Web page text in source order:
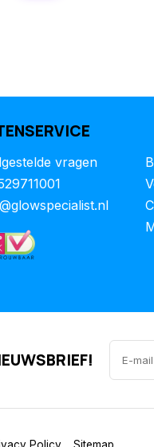
vragen
Policy Sitemap